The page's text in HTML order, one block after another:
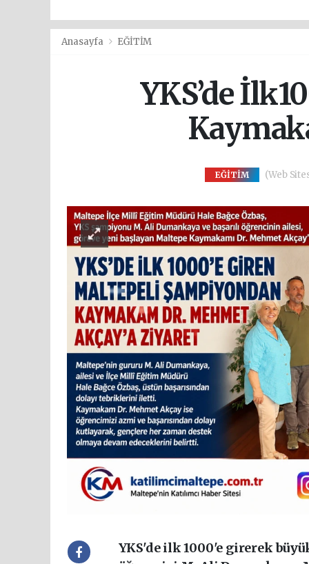
Anasayfa EĞİTİM
YKS’de
EĞİTİM (Web
YKS'de ilk 1000'e girerek